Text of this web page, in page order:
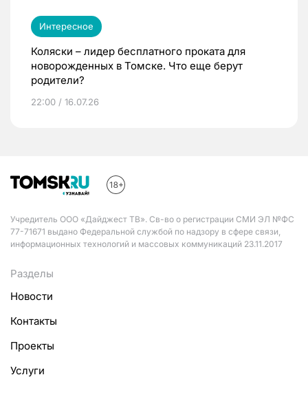
Интересное
Коляски – лидер бесплатного проката для
новорожденных в Томске. Что еще берут
родители?
22:00 / 16.07.26
Учредитель ООО «Дайджест ТВ». Св-во о регистрации СМИ ЭЛ №ФС
77-71671 выдано Федеральной службой по надзору в сфере связи,
информационных технологий и массовых коммуникаций 23.11.2017
Разделы
Новости
Контакты
Проекты
Услуги